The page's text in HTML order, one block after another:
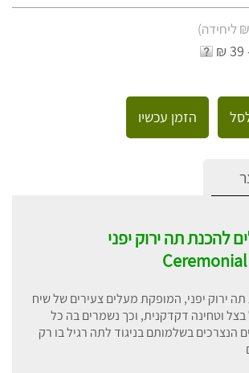
הזמן עכשיו
להכנת תה ירוק יפני
ירוק יפני, המופקת מעלים צעירים של שיח
וטחינה דקדקנית, וכך נשמרים בה כל
הנצרכים בשלמותם בניגוד לתה רגיל בו רק